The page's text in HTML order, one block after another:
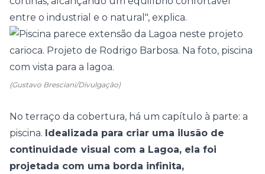
entre o industrial e o natural", explica.
(Gustavo Bresciani/Divulgação)
No terraço da cobertura, há um capítulo à parte: a
piscina. Idealizada para criar uma ilusão de
continuidade visual com a Lagoa, ela foi
projetada com uma borda infinita,